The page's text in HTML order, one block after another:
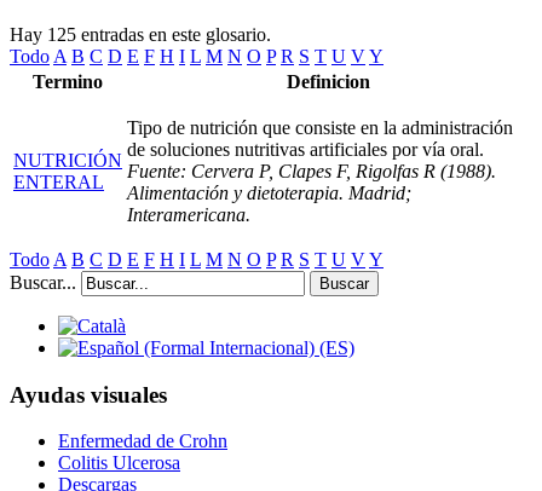
Hay 125 entradas en este glosario.
Todo A B C D E F H I L M N O P R S T U VY
Termino
Definicion
NUTRICIÓN
ENTERAL
Tipo de nutrición que consiste en la administración
de soluciones nutritivas artificiales por vía oral.
Fuente: Cervera P, Clapes F, Rigolfas R (1988).
Alimentación y dietoterapia. Madrid;
Interamericana.
Todo A B C D E F H I L M N O P R S T U VY
Buscar...
Buscar
Ayudas visuales
Enfermedad de Crohn
Colitis Ulcerosa
Descargas